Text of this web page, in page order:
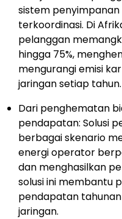
sistem
terkoordinasi. Di
pelanggan
hingga 75%,
mengurangi emisi
jaringan setiap tahun.
Dari penghematan
pendapatan: Solusi
berbagai skenario
energi operator
dan menghasilkan
solusi ini membantu
pendapatan
jaringan.